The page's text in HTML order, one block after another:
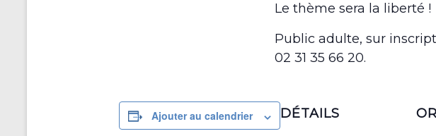
Le thème sera la liberté !
Public adulte, sur
02 31 35 66 20.
Ajouter au calendrier DÉTAILS